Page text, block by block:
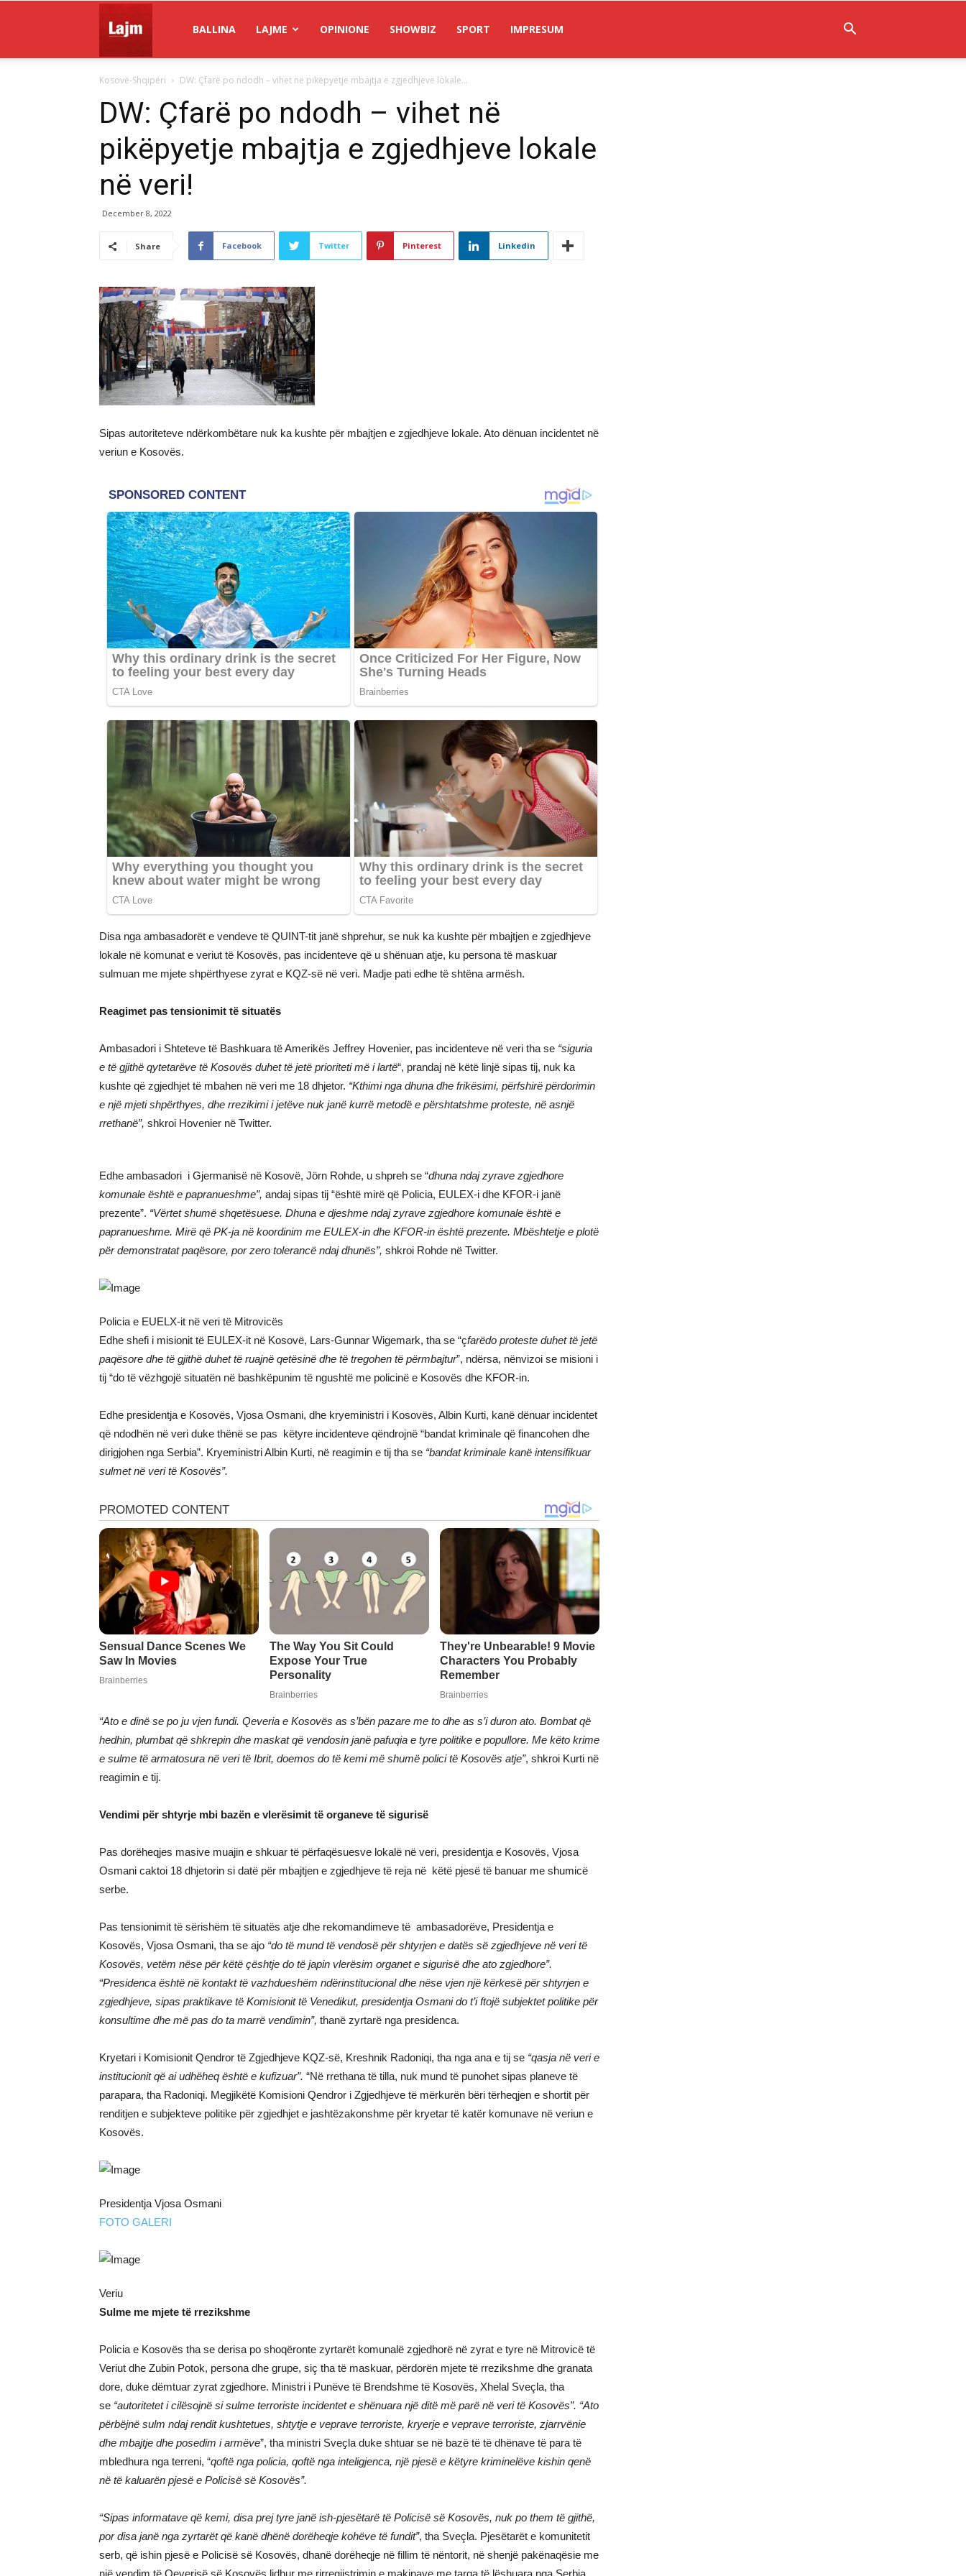
Lajm
BALLINA LAJME OPINIONE SHOWBIZ SPORT IMPRESUM
Kosovë-Shqipëri DW: Çfarë po ndodh – vihet në pikëpyetje mbajtja e zgjedhjeve lokale...
DW: Çfarë po ndodh – vihet në
pikëpyetje mbajtja e zgjedhjeve lokale
në veri!
December 8, 2022
Share Facebook Twitter Pinterest Linkedin
Sipas autoriteteve ndërkombëtare nuk ka kushte për mbajtjen e zgjedhjeve lokale. Ato dënuan incidentet në
veriun e Kosovës.
Disa nga ambasadorët e vendeve të QUINT-tit janë shprehur, se nuk ka kushte për mbajtjen e zgjedhjeve
lokale në komunat e veriut të Kosovës, pas incidenteve që u shënuan atje, ku persona të maskuar
sulmuan me mjete shpërthyese zyrat e KQZ-së në veri. Madje pati edhe të shtëna armësh.
Reagimet pas tensionimit të situatës
Ambasadori i Shteteve të Bashkuara të Amerikës Jeffrey Hovenier, pas incidenteve në veri tha se “siguria
e të gjithë qytetarëve të Kosovës duhet të jetë prioriteti më i lartë“, prandaj në këtë linjë sipas tij, nuk ka
kushte që zgjedhjet të mbahen në veri me 18 dhjetor. “Kthimi nga dhuna dhe frikësimi, përfshirë përdorimin
e një mjeti shpërthyes, dhe rrezikimi i jetëve nuk janë kurrë metodë e përshtatshme proteste, në asnjë
rrethanë”, shkroi Hovenier në Twitter.
Edhe ambasadori i Gjermanisë në Kosovë, Jörn Rohde, u shpreh se “dhuna ndaj zyrave zgjedhore
komunale është e papranueshme”, andaj sipas tij “është mirë që Policia, EULEX-i dhe KFOR-i janë
prezente”. “Vërtet shumë shqetësuese. Dhuna e djeshme ndaj zyrave zgjedhore komunale është e
papranueshme. Mirë që PK-ja në koordinim me EULEX-in dhe KFOR-in është prezente. Mbështetje e plotë
për demonstratat paqësore, por zero tolerancë ndaj dhunës”, shkroi Rohde në Twitter.
Policia e EUELX-it në veri të Mitrovicës
Edhe shefi i misionit të EULEX-it në Kosovë, Lars-Gunnar Wigemark, tha se “çfarëdo proteste duhet të jetë
paqësore dhe të gjithë duhet të ruajnë qetësinë dhe të tregohen të përmbajtur”, ndërsa, nënvizoi se misioni i
tij “do të vëzhgojë situatën në bashkëpunim të ngushtë me policinë e Kosovës dhe KFOR-in.
Edhe presidentja e Kosovës, Vjosa Osmani, dhe kryeministri i Kosovës, Albin Kurti, kanë dënuar incidentet
që ndodhën në veri duke thënë se pas këtyre incidenteve qëndrojnë “bandat kriminale që financohen dhe
dirigjohen nga Serbia”. Kryeministri Albin Kurti, në reagimin e tij tha se “bandat kriminale kanë intensifikuar
sulmet në veri të Kosovës”.
“Ato e dinë se po ju vjen fundi. Qeveria e Kosovës as s’bën pazare me to dhe as s’i duron ato. Bombat që
hedhin, plumbat që shkrepin dhe maskat që vendosin janë pafuqia e tyre politike e popullore. Me këto krime
e sulme të armatosura në veri të Ibrit, doemos do të kemi më shumë polici të Kosovës atje”, shkroi Kurti në
reagimin e tij.
Vendimi për shtyrje mbi bazën e vlerësimit të organeve të sigurisë
Pas dorëheqjes masive muajin e shkuar të përfaqësuesve lokalë në veri, presidentja e Kosovës, Vjosa
Osmani caktoi 18 dhjetorin si datë për mbajtjen e zgjedhjeve të reja në këtë pjesë të banuar me shumicë
serbe.
Pas tensionimit të sërishëm të situatës atje dhe rekomandimeve të ambasadorëve, Presidentja e
Kosovës, Vjosa Osmani, tha se ajo “do të mund të vendosë për shtyrjen e datës së zgjedhjeve në veri të
Kosovës, vetëm nëse për këtë çështje do të japin vlerësim organet e sigurisë dhe ato zgjedhore”.
“Presidenca është në kontakt të vazhdueshëm ndërinstitucional dhe nëse vjen një kërkesë për shtyrjen e
zgjedhjeve, sipas praktikave të Komisionit të Venedikut, presidentja Osmani do t’i ftojë subjektet politike për
konsultime dhe më pas do ta marrë vendimin”, thanë zyrtarë nga presidenca.
Kryetari i Komisionit Qendror të Zgjedhjeve KQZ-së, Kreshnik Radoniqi, tha nga ana e tij se “qasja në veri e
institucionit që ai udhëheq është e kufizuar”. “Në rrethana të tilla, nuk mund të punohet sipas planeve të
parapara, tha Radoniqi. Megjikëtë Komisioni Qendror i Zgjedhjeve të mërkurën bëri tërheqjen e shortit për
renditjen e subjekteve politike për zgjedhjet e jashtëzakonshme për kryetar të katër komunave në veriun e
Kosovës.
Presidentja Vjosa Osmani
FOTO GALERI
Veriu
Sulme me mjete të rrezikshme
Policia e Kosovës tha se derisa po shoqëronte zyrtarët komunalë zgjedhorë në zyrat e tyre në Mitrovicë të
Veriut dhe Zubin Potok, persona dhe grupe, siç tha të maskuar, përdorën mjete të rrezikshme dhe granata
dore, duke dëmtuar zyrat zgjedhore. Ministri i Punëve të Brendshme të Kosovës, Xhelal Sveçla, tha
se “autoritetet i cilësojnë si sulme terroriste incidentet e shënuara një ditë më parë në veri të Kosovës”. “Ato
përbëjnë sulm ndaj rendit kushtetues, shtytje e veprave terroriste, kryerje e veprave terroriste, zjarrvënie
dhe mbajtje dhe posedim i armëve”, tha ministri Sveҫla duke shtuar se në bazë të të dhënave të para të
mbledhura nga terreni, “qoftë nga policia, qoftë nga inteligjenca, një pjesë e këtyre kriminelëve kishin qenë
në të kaluarën pjesë e Policisë së Kosovës”.
“Sipas informatave që kemi, disa prej tyre janë ish-pjesëtarë të Policisë së Kosovës, nuk po them të gjithë,
por disa janë nga zyrtarët që kanë dhënë dorëheqje kohëve të fundit”, tha Sveçla. Pjesëtarët e komunitetit
serb, që ishin pjesë e Policisë së Kosovës, dhanë dorëheqje në fillim të nëntorit, në shenjë pakënaqësie me
një vendim të Qeverisë së Kosovës lidhur me rirregjistrimin e makinave me targa të lëshuara nga Serbia.